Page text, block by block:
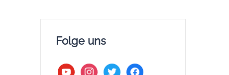
Folge uns
youtubeinstagram
twitter facebook